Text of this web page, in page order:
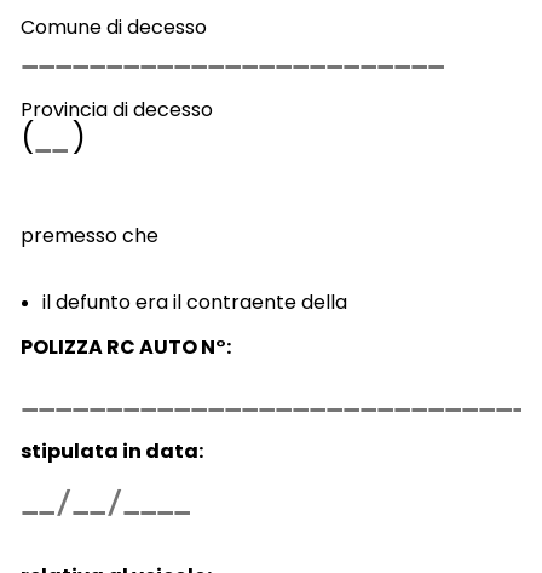
Comune di decesso
Provincia di decesso
( )
premesso che
il defunto era il contraente della
POLIZZA RC AUTO N°:
stipulata in data: